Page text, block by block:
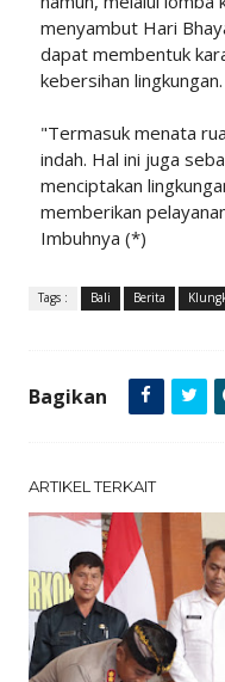
menyambut Hari
dapat membentuk
kebersihan lingkungan.
"Termasuk menata
indah. Hal ini juga
menciptakan
memberikan
Imbuhnya (*)
Tags : Bali Berita
Bagikan
ARTIKEL TERKAIT